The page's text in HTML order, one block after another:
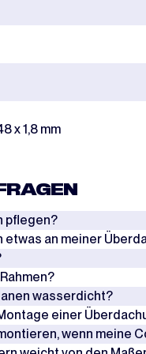
x 1,8 mm
pflegen?
Seile, Spanngurte und
der Plane gut über den
an meiner
etwas an Ihrer
pro Produkt können
die Rahmen in
entsorgt werden.
Rahmen zu montieren.
8 Metern kann die Plane
wasserdicht?
6 Metern geliefert. Ist
einer
einem Gerüst benötigen
wenn meine